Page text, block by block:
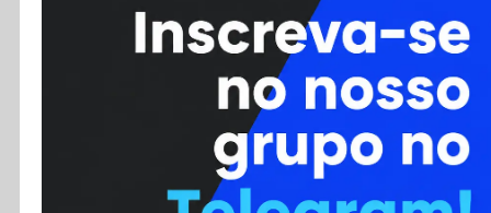
Cursos
Enviar Dica